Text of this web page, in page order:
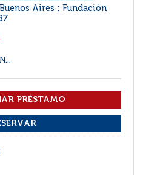
Buenos Aires : Fundación